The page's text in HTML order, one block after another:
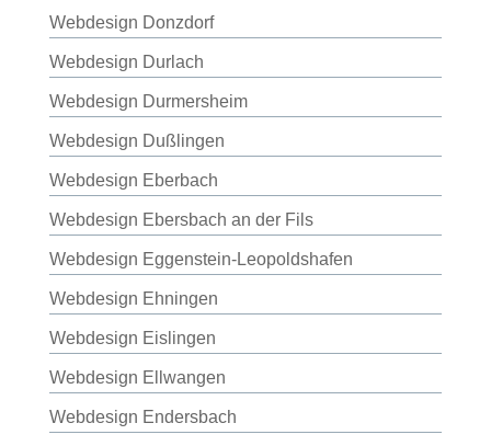
Webdesign Donzdorf
Webdesign Durlach
Webdesign Durmersheim
Webdesign Dußlingen
Webdesign Eberbach
Webdesign Ebersbach an der Fils
Webdesign Eggenstein-Leopoldshafen
Webdesign Ehningen
Webdesign Eislingen
Webdesign Ellwangen
Webdesign Endersbach